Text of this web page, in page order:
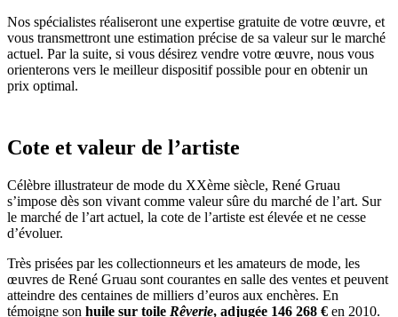
Nos spécialistes réaliseront une expertise gratuite de votre œuvre, et
vous transmettront une estimation précise de sa valeur sur le marché
actuel. Par la suite, si vous désirez vendre votre œuvre, nous vous
orienterons vers le meilleur dispositif possible pour en obtenir un
prix optimal.
Cote et valeur de l’artiste
Célèbre illustrateur de mode du XXème siècle, René Gruau
s’impose dès son vivant comme valeur sûre du marché de l’art. Sur
le marché de l’art actuel, la cote de l’artiste est élevée et ne cesse
d’évoluer.
Très prisées par les collectionneurs et les amateurs de mode, les
œuvres de René Gruau sont courantes en salle des ventes et peuvent
atteindre des centaines de milliers d’euros aux enchères. En
témoigne son huile sur toile Rêverie, adjugée 146 268 € en 2010.